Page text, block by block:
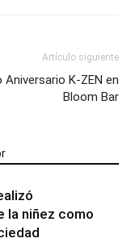
Artículo siguiente
Aniversario K-ZEN en
Bloom Bar
la niñez como